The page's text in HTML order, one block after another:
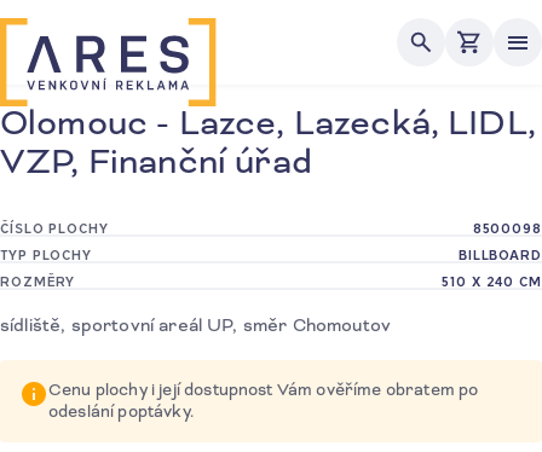
Olomouc - Lazce, Lazecká, LIDL,
VZP, Finanční úřad
ČÍSLO PLOCHY
8500098
TYP PLOCHY
BILLBOARD
ROZMĚRY
510 X 240 CM
sídliště, sportovní areál UP, směr Chomoutov
Cenu plochy i její dostupnost Vám ověříme obratem po
odeslání poptávky.